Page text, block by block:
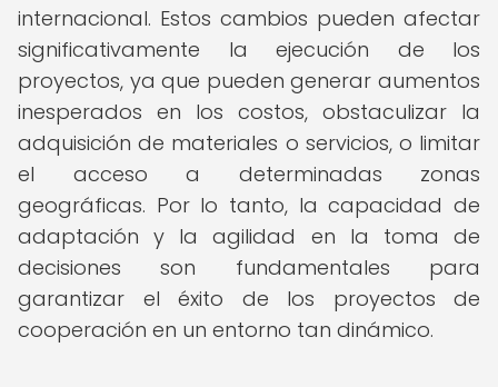
internacional. Estos cambios pueden afectar
significativamente la ejecución de los
proyectos, ya que pueden generar aumentos
inesperados en los costos, obstaculizar la
adquisición de materiales o servicios, o limitar
el acceso a determinadas zonas
geográficas. Por lo tanto, la capacidad de
adaptación y la agilidad en la toma de
decisiones son fundamentales para
garantizar el éxito de los proyectos de
cooperación en un entorno tan dinámico.